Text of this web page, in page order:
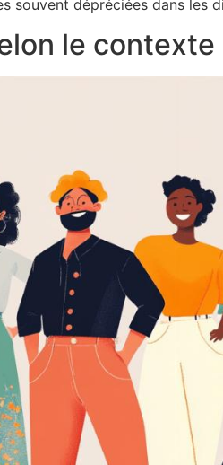
souvent dépréciées dans les
le contexte